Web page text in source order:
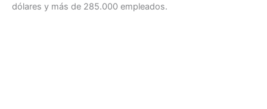
dólares y más de 285.000 empleados.